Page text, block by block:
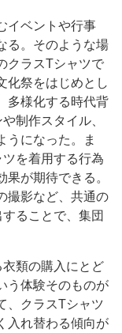
イベントや行事
。 そのような場
クラスTシャツで
化祭をはじめとし
多様化する時代背
制作スタイル、
うになった。ま
を着用する行為
が期待できる。
撮影など、共通の
ることで、集団
類の購入にとど
う体験そのものが
、クラスTシャツ
入れ替わる傾向が